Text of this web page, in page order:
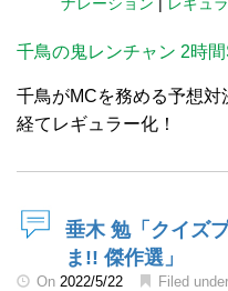
千鳥の鬼レンチャン 2時
千鳥がMCを務める予想
経てレギュラー化！
垂木 勉「クイズ
ま!! 傑作選」
On 2022/5/22 Filed under